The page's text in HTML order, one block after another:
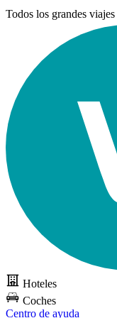
Todos los grandes viajes
Hoteles
Coches
Centro de ayuda